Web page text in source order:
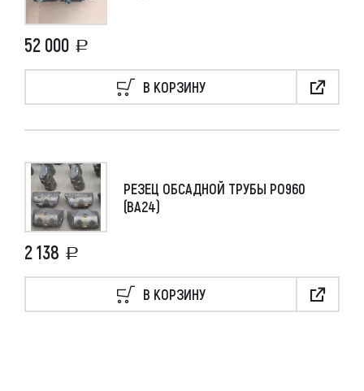
52 000
В КОРЗИНУ
РЕЗЕЦ ОБСАДНОЙ ТРУБЫ РО960
(ВА24)
2 138
В КОРЗИНУ